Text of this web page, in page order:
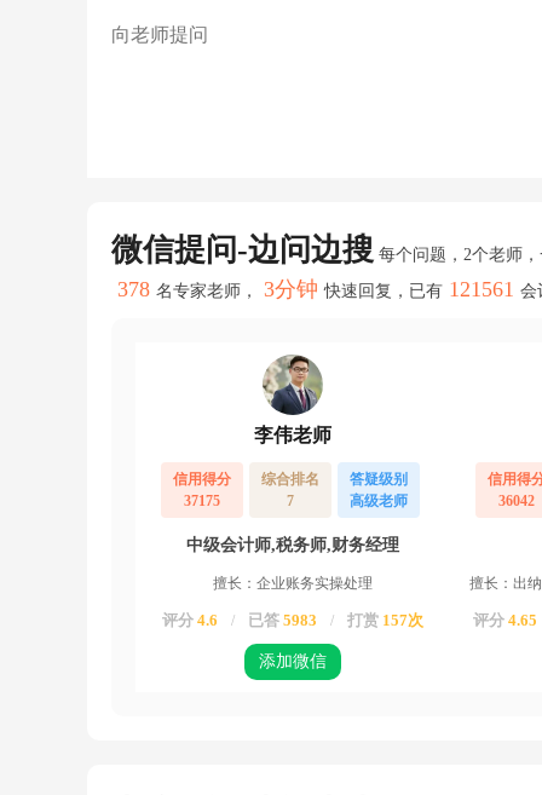
微信提问-边问边搜 每个问题，2个老师
378 名专家老师， 3分钟 快速回复，已有 121561 会
李伟老师
信用得分
37175
综合排名
7
答疑级别
高级老师
中级会计师,税务师,财务经理
擅长：企业账务实操处理
评分 4.6 / 已答 5983 / 打赏 157次
添加微信
信用得
36042
擅长：出
评分 4.65